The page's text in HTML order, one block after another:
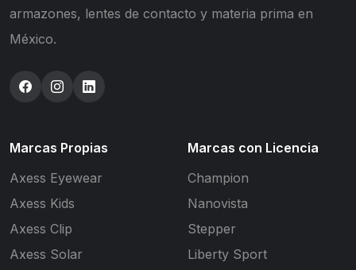
armazones, lentes de contacto y materia prima en
México.
Marcas Propias
Axess Eyewear
Axess Kids
Axess Clip
Axess Solar
Marcas con Licencia
Champion
Nanovista
Stepper
Liberty Sport